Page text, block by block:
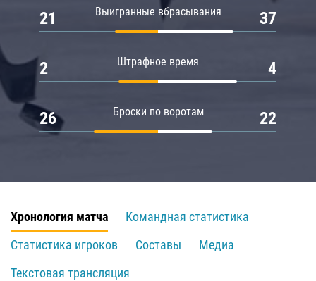
Выигранные вбрасывания
21 37
Штрафное время
2 4
Броски по воротам
26 22
Хронология матча
Командная статистика
Статистика игроков
Составы
Медиа
Текстовая трансляция